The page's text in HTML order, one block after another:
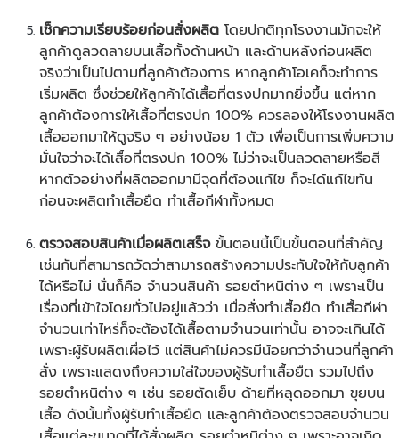
เช็กความเรียบร้อยก่อนสั่งผลิต โดยปกติทุกโรงงานมักจะให้
ลูกค้าดูลวดลายบนเสื้อทั้งด้านหน้า และด้านหลังก่อนผลิต
จริงว่าเป็นไปตามที่ลูกค้าต้องการ หากลูกค้าโอเคก็จะทำการ
เริ่มผลิต ซึ่งช่วยให้ลูกค้าได้เสื้อที่ตรงปกมากยิ่งขึ้น แต่หาก
ลูกค้าต้องการให้เสื้อที่ตรงปก 100% ควรลองให้โรงงานผลิต
เสื้อออกมาให้ดูจริง ๆ อย่างน้อย 1 ตัว เพื่อเป็นการเพิ่มความ
มั่นใจว่าจะได้เสื้อที่ตรงปก 100% ไม่ว่าจะเป็นลวดลายหรือสี
หากตัวอย่างที่ผลิตออกมามีจุดที่ต้องแก้ไข ก็จะได้แก้ไขทัน
ก่อนจะผลิตทำเสื้อยืด ทำเสื้อกีฬาทั้งหมด
ตรวจสอบสินค้าเมื่อผลิตเสร็จขั้นตอนนี้เป็นขั้นตอนที่สำคัญ
เช่นกันที่สามารถวัดว่าสามารถสร้างความประทับใจให้กับลูกค้า
ได้หรือไม่ นั่นก็คือ จำนวนสินค้า รอยตำหนิต่าง ๆ เพราะเป็น
เรื่องที่เข้าใจโดยทั่วไปอยู่แล้วว่า เมื่อสั่งทำเสื้อยืด ทำเสื้อกีฬา
จำนวนเท่าไหร่ก็จะต้องได้เสื้อตามจำนวนเท่านั้น อาจจะเกินได้
เพราะผู้รับผลิตเผื่อไว้ แต่สินค้าไม่ควรมีน้อยกว่าจำนวนที่ลูกค้า
สั่ง เพราะแสดงถึงความใส่ใจของผู้รับทำเสื้อยืด รวมไปถึง
รอยตำหนิต่าง ๆ เช่น รอยตัดเย็บ ด้ายที่หลุดออกมา ขุยบน
เสื้อ ดังนั้นทั้งผู้รับทำเสื้อยืด และลูกค้าต้องตรวจสอบจำนวน